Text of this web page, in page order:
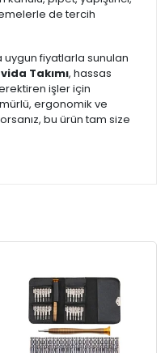
de tercih
uygun fiyatlarla sunulan
Takımı, hassas
işler için
ergonomik ve
bu ürün tam size